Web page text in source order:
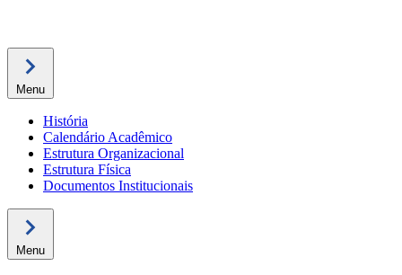
Menu
História
Calendário Acadêmico
Estrutura Organizacional
Estrutura Física
Documentos Institucionais
Menu